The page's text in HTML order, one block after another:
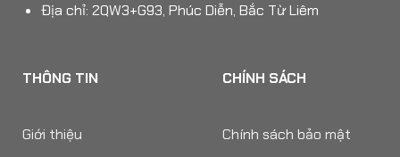
Địa chỉ: 2QW3+G93, Phúc Diễn, Bắc Từ Liêm
THÔNG TIN
Giới thiệu
CHÍNH SÁCH
Chính sách bảo mật